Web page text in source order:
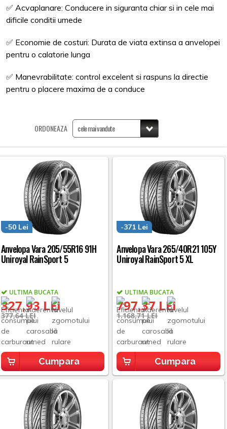
✅ Acvaplanare: Conducere in siguranta chiar si in cele mai
dificile conditii umede
✅ Economie de costuri: Durata de viata extinsa a anvelopei
pentru o calatorie lunga
✅ Manevrabilitate: control excelent si raspuns la directie
pentru o placere maxima de a conduce
ORDONEAZA
Anvelopa Vara 205/55R16 91H
Uniroyal RainSport 5
ULTIMA BUCATA
327,93 LEI
-50 Lei
377,64 LEI
Cumpara
Anvelopa Vara 265/40R21 105Y
Uniroyal RainSport 5 XL
ULTIMA BUCATA
797,37 LEI
-371 Lei
1.168,71 LEI
Cumpara